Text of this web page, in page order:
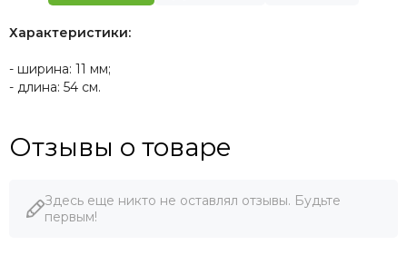
Характеристики:
- ширина: 11 мм;
- длина: 54 см.
Отзывы о товаре
Здесь еще никто не оставлял отзывы. Будьте
первым!